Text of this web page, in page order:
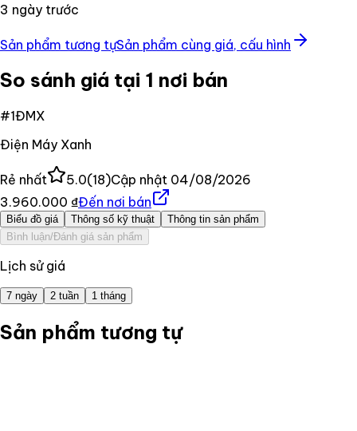
3 ngày trước
Sản phẩm tương tựSản phẩm cùng giá, cấu hình
So sánh giá tại 1 nơi bán
#1ĐMX
Điện Máy Xanh
Rẻ nhất 5.0(18)Cập nhật 04/08/2026
3.960.000 ₫Đến nơi bán
Biểu đồ giá Thông số kỹ thuật
Thông tin sản phẩm
Bình luận/Đánh giá sản phẩm
Lịch sử giá
7 ngày 2 tuần 1 tháng
Sản phẩm tương tự